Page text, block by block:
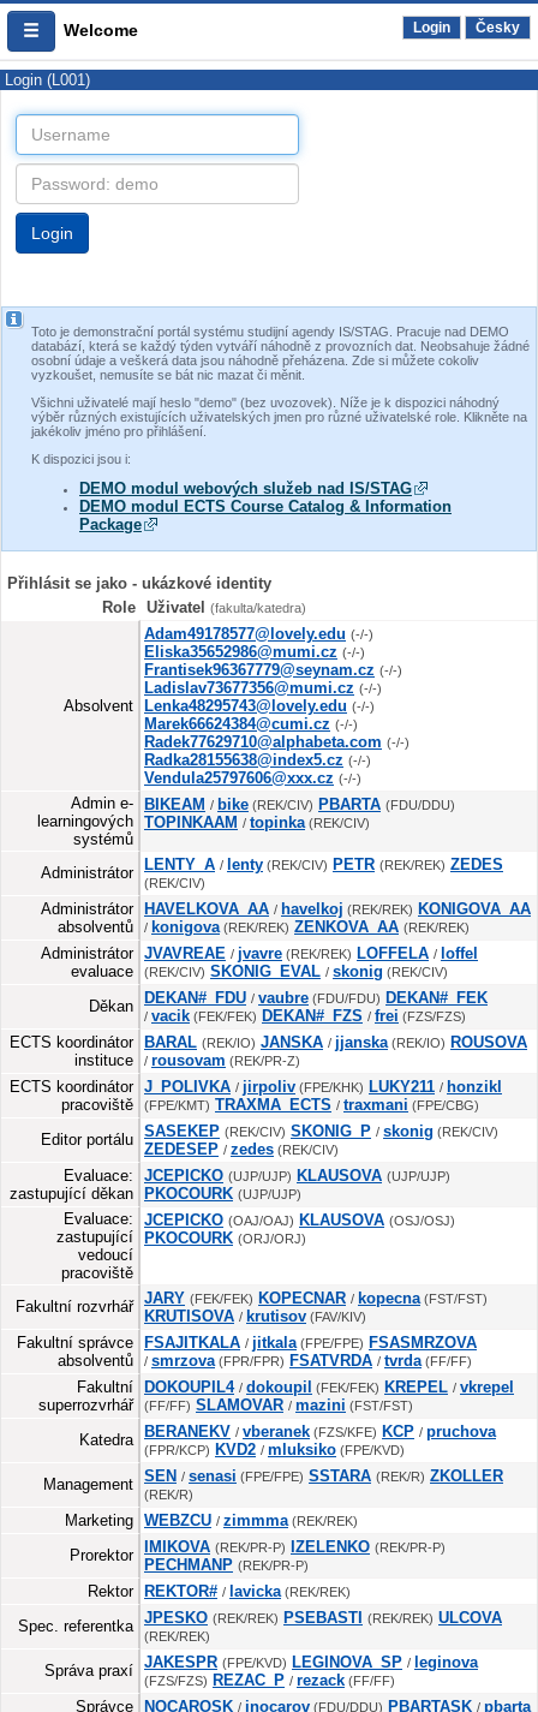
Welcome Login Česky
Login (L001)
Toto je demonstrační portál systému studijní agendy IS/STAG. Pracuje nad DEMO
databází, která se každý týden vytváří náhodně z provozních dat. Neobsahuje žádné
osobní údaje a veškerá data jsou náhodně přeházena. Zde si můžete cokoliv
vyzkoušet, nemusíte se bát nic mazat či měnit.
Všichni uživatelé mají heslo "demo" (bez uvozovek). Níže je k dispozici náhodný
výběr různých existujících uživatelských jmen pro různé uživatelské role. Klikněte na
jakékoliv jméno pro přihlášení.
K dispozici jsou i:
DEMO modul webových služeb nad IS/STAG
DEMO modul ECTS Course Catalog & Information
Package
Přihlásit se jako - ukázkové identity
Role Uživatel (fakulta/katedra)
Absolvent
Adam49178577@lovely.edu (-/-)
Eliska35652986@mumi.cz (-/-)
Frantisek96367779@seynam.cz (-/-)
Ladislav73677356@mumi.cz (-/-)
Lenka48295743@lovely.edu (-/-)
Marek66624384@cumi.cz (-/-)
Radek77629710@alphabeta.com (-/-)
Radka28155638@index5.cz (-/-)
Vendula25797606@xxx.cz (-/-)
Admin e-
learningových
systémů
BIKEAM / bike (REK/CIV) PBARTA (FDU/DDU)
TOPINKAAM / topinka (REK/CIV)
Administrátor LENTY_A / lenty (REK/CIV) PETR (REK/REK) ZEDES
(REK/CIV)
Administrátor
absolventů
HAVELKOVA_AA / havelkoj (REK/REK) KONIGOVA_AA
/ konigova (REK/REK) ZENKOVA_AA (REK/REK)
Administrátor
evaluace
JVAVREAE / jvavre (REK/REK) LOFFELA / loffel
(REK/CIV) SKONIG_EVAL / skonig (REK/CIV)
Děkan DEKAN#_FDU / vaubre (FDU/FDU) DEKAN#_FEK
/ vacik (FEK/FEK) DEKAN#_FZS / frei (FZS/FZS)
ECTS koordinátor
instituce
BARAL (REK/IO) JANSKA / jjanska (REK/IO) ROUSOVA
/ rousovam (REK/PR-Z)
ECTS koordinátor
pracoviště
J_POLIVKA / jirpoliv (FPE/KHK) LUKY211 / honzikl
(FPE/KMT) TRAXMA_ECTS / traxmani (FPE/CBG)
Editor portálu SASEKEP (REK/CIV) SKONIG_P / skonig (REK/CIV)
ZEDESEP / zedes (REK/CIV)
Evaluace:
zastupující děkan
JCEPICKO (UJP/UJP) KLAUSOVA (UJP/UJP)
PKOCOURK (UJP/UJP)
Evaluace:
zastupující
vedoucí
pracoviště
JCEPICKO (OAJ/OAJ) KLAUSOVA (OSJ/OSJ)
PKOCOURK (ORJ/ORJ)
Fakultní rozvrhář JARY (FEK/FEK) KOPECNAR / kopecna (FST/FST)
KRUTISOVA / krutisov (FAV/KIV)
Fakultní správce
absolventů
FSAJITKALA / jitkala (FPE/FPE) FSASMRZOVA
/ smrzova (FPR/FPR) FSATVRDA / tvrda (FF/FF)
Fakultní
superrozvrhář
DOKOUPIL4 / dokoupil (FEK/FEK) KREPEL / vkrepel
(FF/FF) SLAMOVAR / mazini (FST/FST)
Katedra BERANEKV / vberanek (FZS/KFE) KCP / pruchova
(FPR/KCP) KVD2 / mluksiko (FPE/KVD)
Management SEN / senasi (FPE/FPE) SSTARA (REK/R) ZKOLLER
(REK/R)
Marketing WEBZCU / zimmma (REK/REK)
Prorektor IMIKOVA (REK/PR-P) IZELENKO (REK/PR-P)
PECHMANP (REK/PR-P)
Rektor REKTOR# / lavicka (REK/REK)
Spec. referentka JPESKO (REK/REK) PSEBASTI (REK/REK) ULCOVA
(REK/REK)
Správa praxí JAKESPR (FPE/KVD) LEGINOVA_SP / leginova
(FZS/FZS) REZAC_P / rezack (FF/FF)
Správce NOCAROSK / inocarov (FDU/DDU) PBARTASK / pbarta